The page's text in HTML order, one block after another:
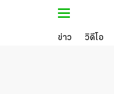
ข่าว วิดีโอ